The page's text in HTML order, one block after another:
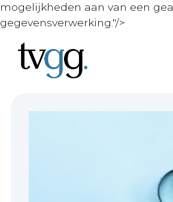
mogelijkheden aan van een
gegevensverwerking."/>